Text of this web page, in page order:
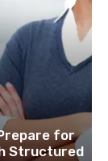
for
Structured